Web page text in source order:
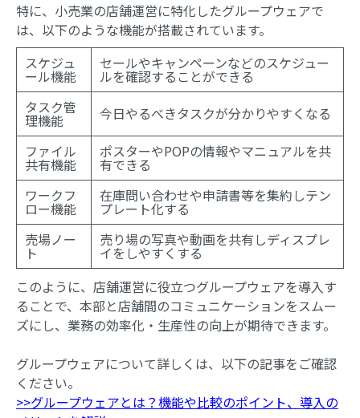
特に、小売業の店舗運営に特化したグループウェアで
は、以下のような機能が搭載されています。
スケジュ
ール機能
セールやキャンペーンなどのスケジュー
ルを確認することができる
タスク管
理機能
今日やるべきタスクが分かりやすくなる
ファイル
共有機能
ポスターやPOPの情報やマニュアルを共
有できる
ワークフ
ロー機能
在庫問い合わせや申請書等を集約しテン
プレート化する
売場ノー
ト
売り場の写真や動画を共有しディスプレ
イをしやすくする
このように、店舗運営に役立つグループウェアを導入す
ることで、本部と店舗間のコミュニケーションをスムー
ズにし、業務の効率化・生産性の向上が期待できます。
グループウェアについて詳しくは、以下の記事をご確認
ください。
>>グループウェアとは？機能や比較のポイント、導入の